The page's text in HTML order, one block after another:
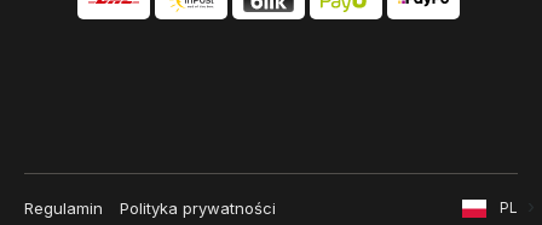
Regulamin Polityka prywatności PL